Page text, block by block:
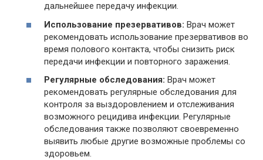
дальнейшее передачу инфекции.
Использование презервативов: Врач может
рекомендовать использование презервативов во
время полового контакта, чтобы снизить риск
передачи инфекции и повторного заражения.
Регулярные обследования: Врач может
рекомендовать регулярные обследования для
контроля за выздоровлением и отслеживания
возможного рецидива инфекции. Регулярные
обследования также позволяют своевременно
выявить любые другие возможные проблемы со
здоровьем.